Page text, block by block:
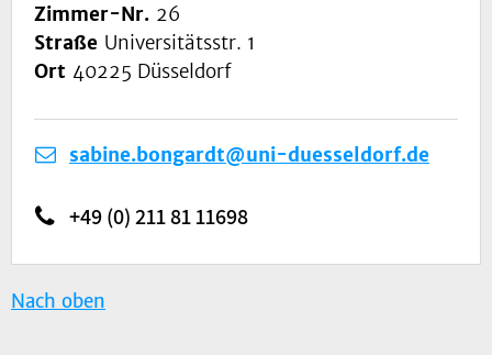
Zimmer-Nr. 26
Straße Universitätsstr. 1
Ort 40225 Düsseldorf
sabine.bongardt@uni-duesseldorf.de
+49 (0) 211 81 11698
Nach oben